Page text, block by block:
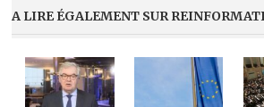
A LIRE ÉGALEMENT SUR